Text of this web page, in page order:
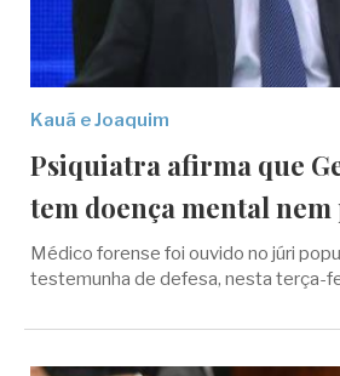
Kauã e Joaquim
Psiquiatra afirma que
tem doença mental
Médico forense foi ouvido no júri
testemunha de defesa, nesta terça-